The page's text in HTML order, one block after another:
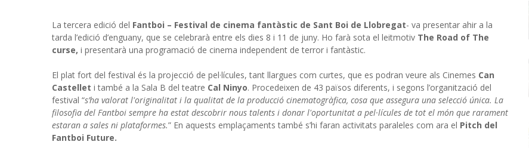
La tercera edició del Fantboi – Festival de cinema fantàstic de Sant Boi de Llobregat- va presentar ahir a la
tarda l’edició d’enguany, que se celebrarà entre els dies 8 i 11 de juny. Ho farà sota el leitmotiv The Road of The
curse, i presentarà una programació de cinema independent de terror i fantàstic.
El plat fort del festival és la projecció de pel·lícules, tant llargues com curtes, que es podran veure als Cinemes Can
Castellet i també a la Sala B del teatre Cal Ninyo. Procedeixen de 43 països diferents, i segons l’organització del
festival “s’ha valorat l'originalitat i la qualitat de la producció cinematogràfica, cosa que assegura una selecció única. La
filosofia del Fantboi sempre ha estat descobrir nous talents i donar l'oportunitat a pel·lícules de tot el món que rarament
estaran a sales ni plataformes.” En aquests emplaçaments també s’hi faran activitats paraleles com ara el Pitch del
Fantboi Future.